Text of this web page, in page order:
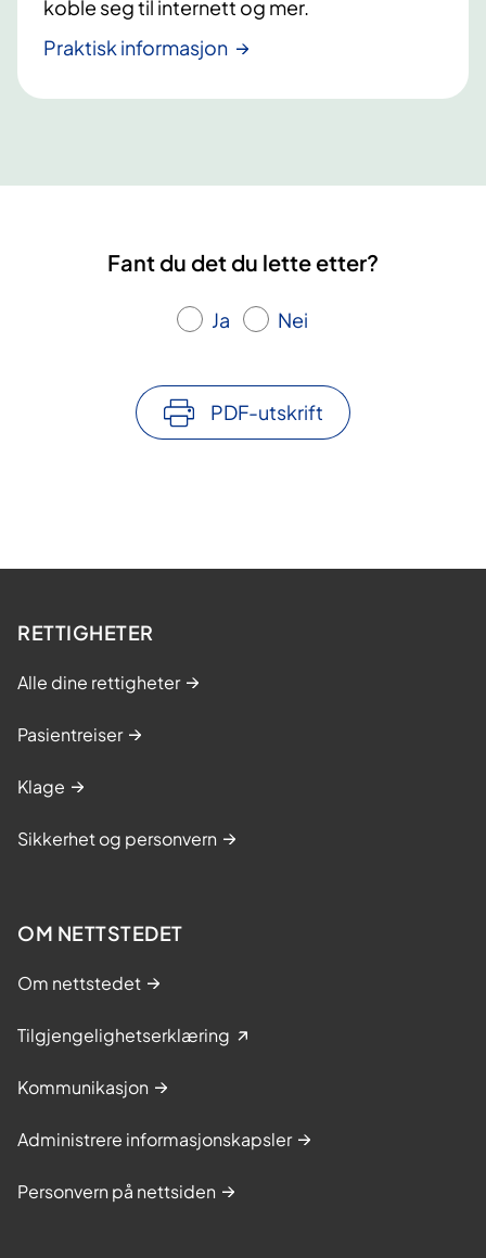
koble seg til internett og mer.
Praktisk informasjon
Fant du det du lette etter?
Ja Nei
PDF-utskrift
RETTIGHETER
Alle dine rettigheter
Pasientreiser
Klage
Sikkerhet og personvern
OM NETTSTEDET
Om nettstedet
Tilgjengelighetserklæring
Kommunikasjon
Administrere informasjonskapsler
Personvern på nettsiden